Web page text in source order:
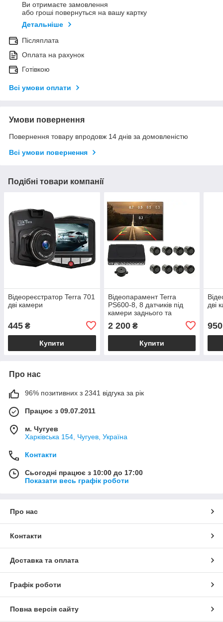
Ви отримаєте замовлення
або гроші повернуться на вашу картку
Детальніше
Післяплата
Оплата на рахунок
Готівкою
Всі умови оплати
Умови повернення
Повернення товару впродовж 14 днів за домовленістю
Всі умови повернення
Подібні товари компанії
Відеореєстратор Terra 701
дві камери
445 ₴
Купити
Відеопарамент Terra
PS600-8, 8 датчиків під
камери заднього та
2 200₴
Купити
дві
950
Про нас
96% позитивних з 2341 відгука за рік
Працює з 09.07.2011
м. Чугуев
Харківська 154, Чугуев, Україна
Контакти
Сьогодні працює з 10:00 до 17:00
Показати весь графік роботи
Про нас
Контакти
Доставка та оплата
Графік роботи
Повна версія сайту